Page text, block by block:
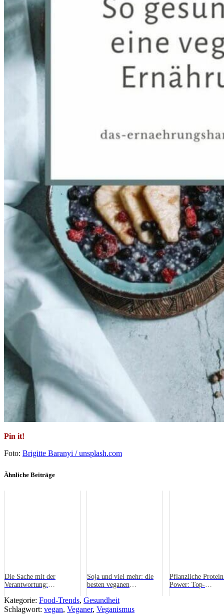
Pin it!
Foto: Brigitte Baranyi / unsplash.com
Ähnliche Beiträge
Die Sache mit der
Verantwortung:
essen-gesund.de
Soja und viel mehr: die
besten veganen
Pflanzliche
Power: Top-
Kategorie: Food-Trends, Gesundheit
Schlagwort: vegan, Veganer, Veganismus